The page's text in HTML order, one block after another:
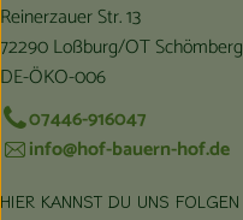
Reinerzauer Str. 13
72290 Loßburg/OT Schömberg
DE-ÖKO-006
07446-916047
info@hof-bauern-hof.de
HIER KANNST DU UNS FOLGEN